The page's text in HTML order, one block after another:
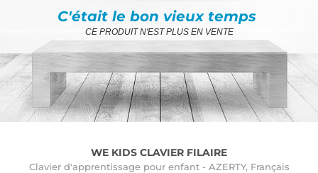
C'était le bon vieux temps
CE PRODUIT N'EST PLUS EN VENTE
WE KIDS CLAVIER FILAIRE
Clavier d'apprentissage pour enfant - AZERTY, Français